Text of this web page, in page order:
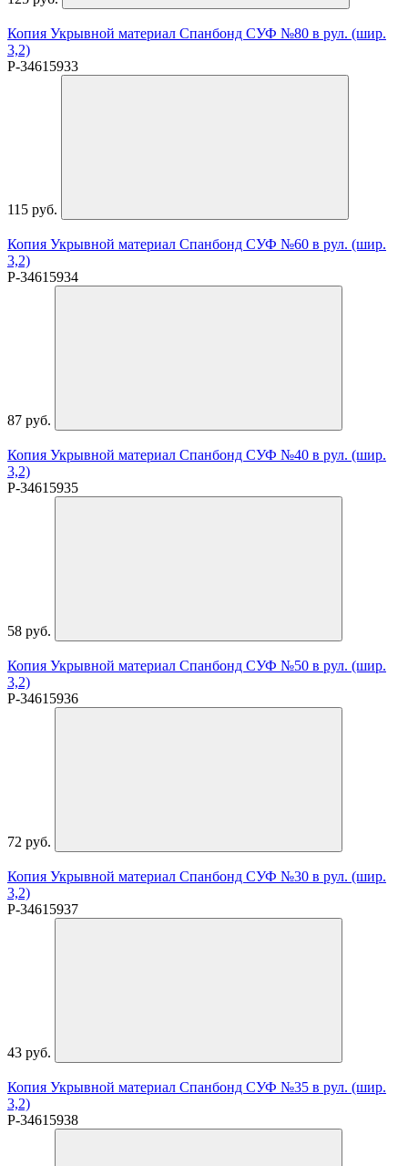
Копия Укрывной материал Спанбонд СУФ №80 в рул. (шир.
3,2)
P-34615933
115 руб.
Копия Укрывной материал Спанбонд СУФ №60 в рул. (шир.
3,2)
P-34615934
87 руб.
Копия Укрывной материал Спанбонд СУФ №40 в рул. (шир.
3,2)
P-34615935
58 руб.
Копия Укрывной материал Спанбонд СУФ №50 в рул. (шир.
3,2)
P-34615936
72 руб.
Копия Укрывной материал Спанбонд СУФ №30 в рул. (шир.
3,2)
P-34615937
43 руб.
Копия Укрывной материал Спанбонд СУФ №35 в рул. (шир.
3,2)
P-34615938